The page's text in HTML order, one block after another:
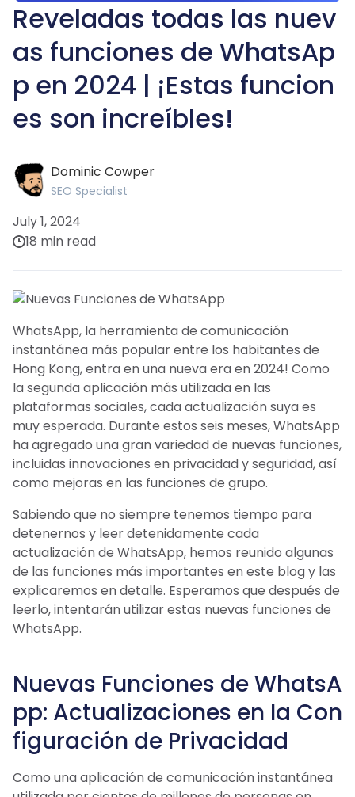
Reveladas todas las nuev
as funciones de WhatsAp
p en 2024 | ¡Estas funcion
es son increíbles!
Dominic Cowper
SEO Specialist
July 1, 2024
18 min read
WhatsApp, la herramienta de comunicación
instantánea más popular entre los habitantes de
Hong Kong, entra en una nueva era en 2024! Como
la segunda aplicación más utilizada en las
plataformas sociales, cada actualización suya es
muy esperada. Durante estos seis meses, WhatsApp
ha agregado una gran variedad de nuevas funciones,
incluidas innovaciones en privacidad y seguridad, así
como mejoras en las funciones de grupo.
Sabiendo que no siempre tenemos tiempo para
detenernos y leer detenidamente cada
actualización de WhatsApp, hemos reunido algunas
de las funciones más importantes en este blog y las
explicaremos en detalle. Esperamos que después de
leerlo, intentarán utilizar estas nuevas funciones de
WhatsApp.
Nuevas Funciones de WhatsA
pp: Actualizaciones en la Con
figuración de Privacidad
Como una aplicación de comunicación instantánea